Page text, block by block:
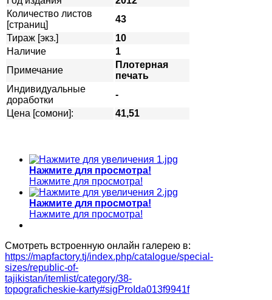
Количество листов
[страниц]
43
Тираж [экз.]
10
Наличие
1
Примечание
Плотерная
печать
Индивидуальные
доработки
-
Цена [сомони]:
41,51
Нажмите для просмотра!
Нажмите для просмотра!
Нажмите для просмотра!
Нажмите для просмотра!
Смотреть встроенную онлайн галерею в:
https://mapfactory.tj/index.php/catalogue/special-
sizes/republic-of-
tajikistan/itemlist/category/38-
topograficheskie-karty#sigProIda013f9941f